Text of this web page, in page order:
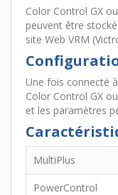
Color Control GX
peuvent être
site Web VRM
Une fois connecté
Color Control GX
et les paramètres
MultiPlus
PowerControl